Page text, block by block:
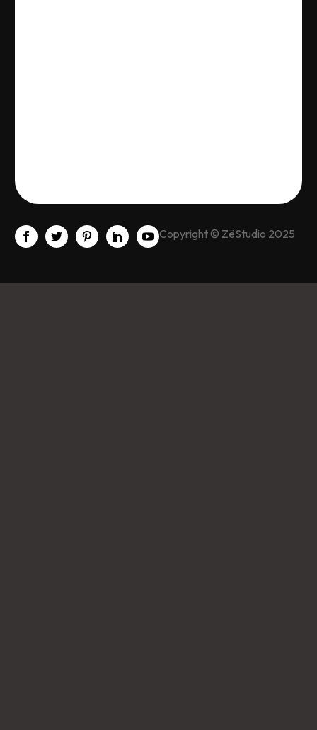
Copyright © ZëStudio 2025